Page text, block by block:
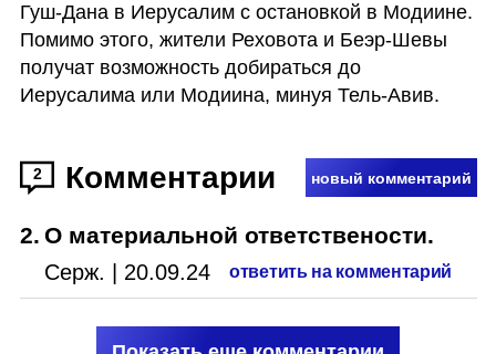
Гуш-Дана в Иерусалим с остановкой в Модиине.
Помимо этого, жители Реховота и Беэр-Шевы
получат возможность добираться до
Иерусалима или Модиина, минуя Тель-Авив.
2 Комментарии новый комментарий
2. О материальной ответствености.
Серж. 20.09.24 ответить на комментарий